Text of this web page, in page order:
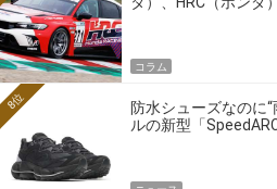
コラム
防水シューズなのに
ルの新型「
8位